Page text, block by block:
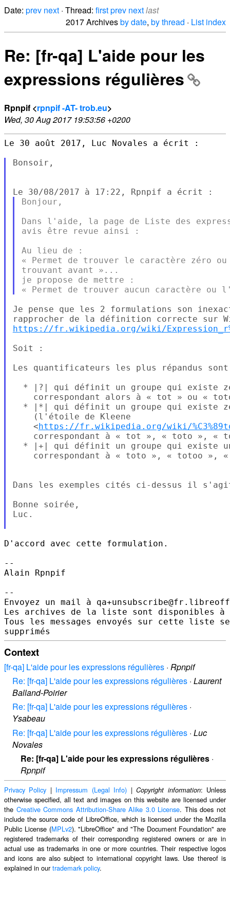
Date: prev next · Thread: firstprev nextlast
2017 Archivesby date, by thread · List index
Re: [fr-qa] L'aide pour les
expressions régulières
Rpnpif <rpnpif -AT- trob.eu>
Wed, 30 Aug 2017 19:53:56 +0200
Le 30 août 2017, Luc Novales a écrit :
Bonsoir,
Bonjour,
Dans l'aide, la page de Liste des
avis être revue ainsi :
Au lieu de :
« Permet de trouver le caractère zéro
trouvant avant »...
je propose de mettre :
Je pense que les 2 formulations son
https://fr.wikipedia.org/wiki/
Soit :
Les quantificateurs les plus répandus
* |?| qui définit un groupe qui existe
correspondant alors à « tot » ou «
* |*| qui définit un groupe qui existe
    (l'étoile de Kleene
    <
https://fr.wikipedia.org/wiki/
correspondant à « tot », « toto », «
* |+| qui définit un groupe qui existe
correspondant à « toto », « totoo »,
Dans les exemples cités ci-dessus il
Bonne soirée,
Luc.
D'accord avec cette formulation.
--
Alain Rpnpif
--
Envoyez un mail à
Les archives de la liste sont disponibles à
Tous les messages envoyés sur cette liste
Context
[fr-qa] L'aide pour les expressions régulières · Rpnpif
Re: [fr-qa] L'aide pour les expressions régulières · Laurent
Balland-Poirier
Re: [fr-qa] L'aide pour les expressions régulières ·
Ysabeau
Re: [fr-qa] L'aide pour les expressions régulières · Luc
Novales
Re: [fr-qa] L'aide pour les expressions régulières ·
Rpnpif
Privacy Policy | Impressum (Legal Info) |Copyright information: Unless
otherwise specified, all text and images on this website are licensed under
the Creative Commons Attribution-Share Alike 3.0 License. This does not
include the source code of LibreOffice, which is licensed under the Mozilla
Public License (MPLv2). "LibreOffice" and "The Document Foundation" are
registered trademarks of their corresponding registered owners or are in
actual use as trademarks in one or more countries. Their respective logos
and icons are also subject to international copyright laws. Use thereof is
explained in ourtrademark policy.